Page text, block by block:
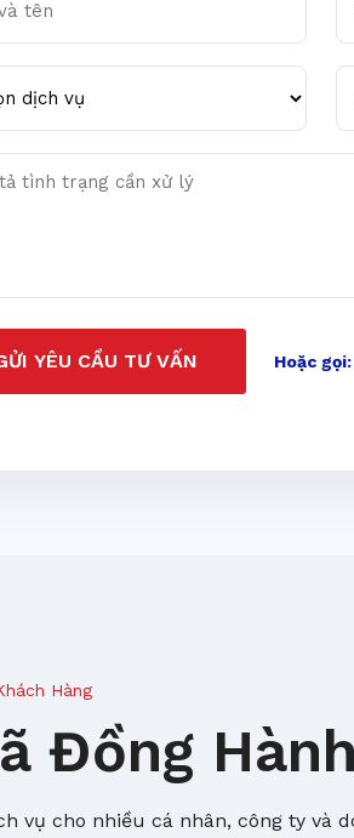
vụ
trạng cần xử lý
YÊU CẦU TƯ VẤN Hoặc
Hàng
Đồng Hành
vụ cho nhiều cá nhân, công ty và